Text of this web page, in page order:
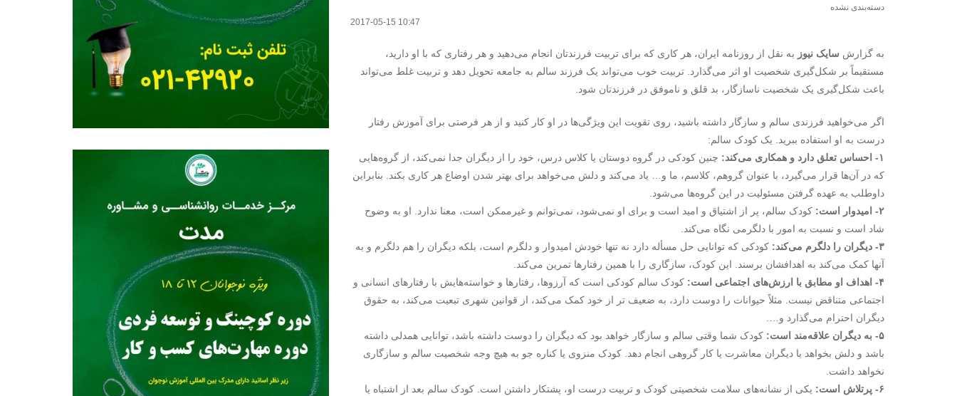
دسته‌بندی نشده
2017-05-15 10:47
به گزارش سایک نیوز به نقل از روزنامه ایران، هر کاری که برای تربیت فرزندتان انجام می‌دهید و هر رفتاری که با او دارید،
مستقیماً بر شکل‌گیری شخصیت او اثر می‌گذارد. تربیت خوب می‌تواند یک فرزند سالم به جامعه تحویل دهد و تربیت غلط می‌تواند
باعث شکل‌گیری یک شخصیت ناسازگار، بد قلق و ناموفق در فرزندتان شود.
اگر می‌خواهید فرزندی سالم و سازگار داشته باشید، روی تقویت این ویژگی‌ها در او کار کنید و از هر فرصتی برای آموزش رفتار
درست به او استفاده ببرید. یک کودک سالم:
۱- احساس تعلق دارد و همکاری می‌کند:
چنین کودکی در گروه دوستان یا کلاس درس، خود را از دیگران جدا نمی‌کند، از گروه‌هایی
که در آن‌ها قرار می‌گیرد، با عنوان گروهم، کلاسم، ما و… یاد می‌کند و دلش می‌خواهد برای بهتر شدن اوضاع هر کاری بکند. بنابراین
داوطلب به عهده گرفتن مسئولیت در این گروه‌ها می‌شود.
۲- امیدوار است:
کودک سالم، پر از اشتیاق و امید است و برای او نمی‌شود، نمی‌توانم و غیرممکن است، معنا ندارد. او به وضوح
شاد است و نسبت به امور با دلگرمی نگاه می‌کند.
۳- دیگران را دلگرم می‌کند:
کودکی که توانایی حل مسأله دارد نه تنها خودش امیدوار و دلگرم است، بلکه دیگران را هم دلگرم و به
آنها کمک می‌کند به اهدافشان برسند. این کودک، سازگاری را با همین رفتارها تمرین می‌کند.
۴- اهداف او مطابق با ارزش‌های اجتماعی است:
کودک سالم کودکی است که آرزوها، رفتارها و خواسته‌هایش با رفتارهای انسانی و
اجتماعی متناقض نیست. مثلاً حیوانات را دوست دارد، به ضعیف تر از خود کمک می‌کند، از قوانین شهری تبعیت می‌کند، به حقوق
دیگران احترام می‌گذارد و….
۵- به دیگران علاقه‌مند است:
کودک شما وقتی سالم و سازگار خواهد بود که دیگران را دوست داشته باشد، توانایی همدلی داشته
باشد و دلش بخواهد با دیگران معاشرت یا کار گروهی انجام دهد. کودک منزوی یا کناره جو به هیچ وجه شخصیت سالم و سازگاری
نخواهد داشت.
۶- پرتلاش است:
یکی از نشانه‌های سلامت شخصیتی کودک و تربیت درست او، پشتکار داشتن است. کودک سالم بعد از اشتباه یا